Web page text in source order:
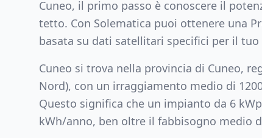
Cuneo, il primo passo è conoscere il
tetto. Con Solematica puoi ottenere una
basata su dati satellitari specifici per il tuo
Cuneo si trova nella provincia di Cuneo,
Nord), con un irraggiamento medio di
Questo significa che un impianto da 6
kWh/anno, ben oltre il fabbisogno medio